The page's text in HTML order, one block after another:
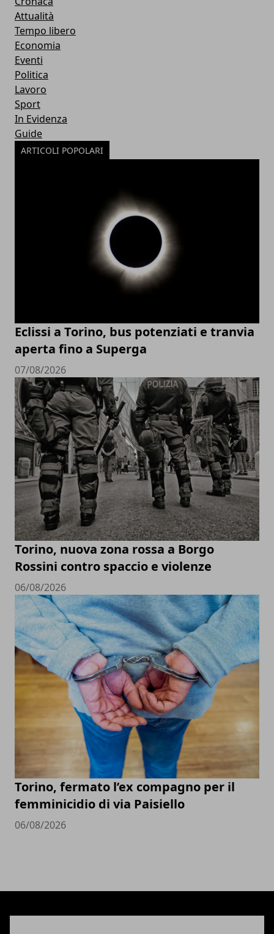
Attualità
Tempo libero
Economia
Eventi
Politica
Lavoro
Sport
In Evidenza
Guide
ARTICOLI POPOLARI
Eclissi a Torino, bus potenziati e tranvia
aperta fino a Superga
07/08/2026
Torino, nuova zona rossa a Borgo
Rossini contro spaccio e violenze
06/08/2026
Torino, fermato l’ex compagno per il
femminicidio di via Paisiello
06/08/2026